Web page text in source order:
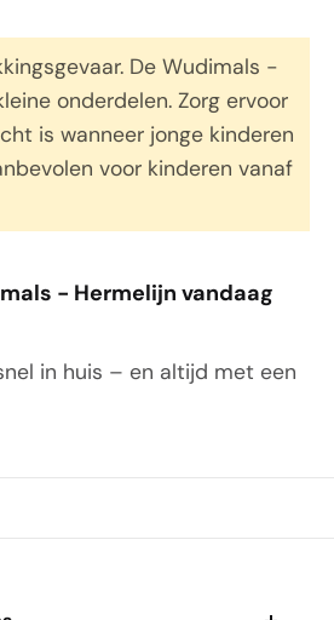
De Wudimals -
onderdelen. Zorg ervoor
is wanneer jonge kinderen
voor kinderen vanaf
- Hermelijn vandaag
in huis – en altijd met een